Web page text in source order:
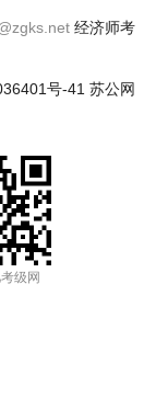
经济师考
号-41 苏公网
级网